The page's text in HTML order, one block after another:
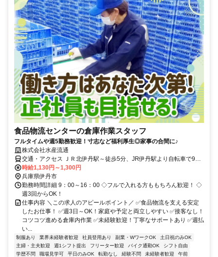
食品物流センターの倉庫作業スタッフ
フルタイムや週5勤務歓迎！寸志など福利厚生◎家事の合間に♪
株式会社水産流通
交通・アクセス ＪＲ北伊丹駅～徒歩5分、JR伊丹駅より自転車で9
分、阪急伊丹駅よりバイクで9分
時給1,130円～1,300円
兵庫県伊丹市
勤務時間詳細 9：00～16：00 ◇フルで入れる方ももちろん歓迎！ ◇
週3回からOK！
仕事内容 ＼この求人のアピールポイント／ ✅食品物流を支える安定
したお仕事！ ✅週3日～OK！家庭や予定と両立しやすい ✅接客なし！
コツコツ進める倉庫内作業 ✅未経験歓迎！丁寧なサポートあり ✅週払
い...
制服あり 業界未経験者歓迎 社員登用あり 副業・WワークOK
土日祝のみOK
主婦・主夫歓迎
週1シフト提出 フリーター歓迎 バイク通勤OK
シフト自由
学歴不問
職場見学可 平日のみOK 転勤なし 経験不問 未経験者歓迎 午前